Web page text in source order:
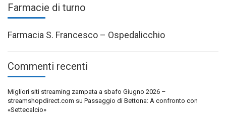
Farmacie di turno
Farmacia S. Francesco – Ospedalicchio
Commenti recenti
Migliori siti streaming zampata a sbafo Giugno 2026 –
streamshopdirect.com su Passaggio di Bettona: A confronto con
«Settecalcio»